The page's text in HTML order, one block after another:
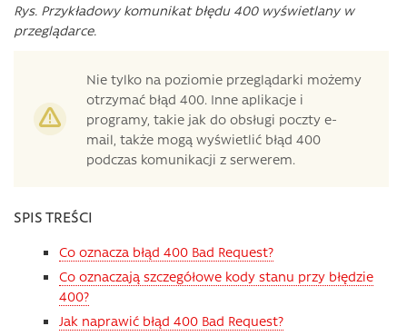
Rys. Przykładowy komunikat błędu 400 wyświetlany w
przeglądarce.
Nie tylko na poziomie przeglądarki możemy
otrzymać błąd 400. Inne aplikacje i
programy, takie jak do obsługi poczty e-
mail, także mogą wyświetlić błąd 400
podczas komunikacji z serwerem.
SPIS TREŚCI
Co oznacza błąd 400 Bad Request?
Co oznaczają szczegółowe kody stanu przy błędzie
400?
Jak naprawić błąd 400 Bad Request?